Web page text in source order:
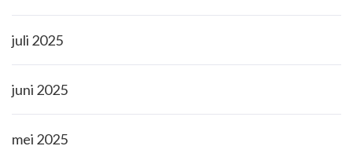
juli 2025
juni 2025
mei 2025